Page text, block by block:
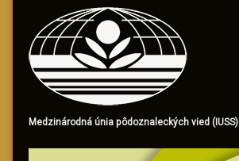
Medzinárodná únia pôdoznaleckých vied (IUSS)